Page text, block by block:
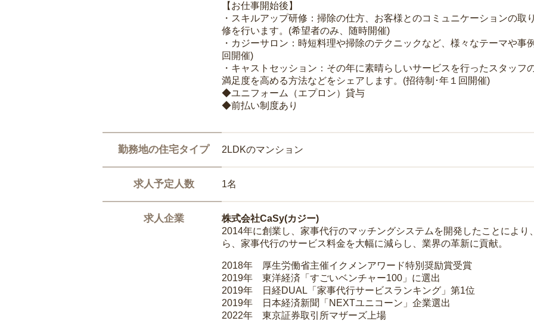
【お仕事開始後】
・スキルアップ研修：掃除の仕方、お客様とのコミュニケーションの
修を行います。(希望者のみ、随時開催)
・カジーサロン：時短料理や掃除のテクニックなど、様々なテーマや事
回開催)
・キャストセッション：その年に素晴らしいサービスを行ったスタッ
満足度を高める方法などをシェアします。(招待制･年１回開催)
◆ユニフォーム（エプロン）貸与
◆前払い制度あり
勤務地の住宅タイプ 2LDKのマンション
求人予定人数 1名
求人企業
株式会社CaSy(カジー)
2014年に創業し、家事代行のマッチングシステムを開発したことによ
ら、家事代行のサービス料金を大幅に減らし、業界の革新に貢献。
2018年 厚生労働省主催イクメンアワード特別奨励賞受賞
2019年 東洋経済「すごいベンチャー100」に選出
2019年 日経DUAL「家事代行サービスランキング」第1位
2019年 日本経済新聞「NEXTユニコーン」企業選出
2022年 東京証券取引所マザーズ上場